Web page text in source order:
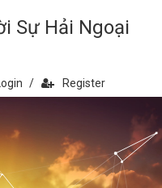
Sự Hải Ngoại
Login / Register